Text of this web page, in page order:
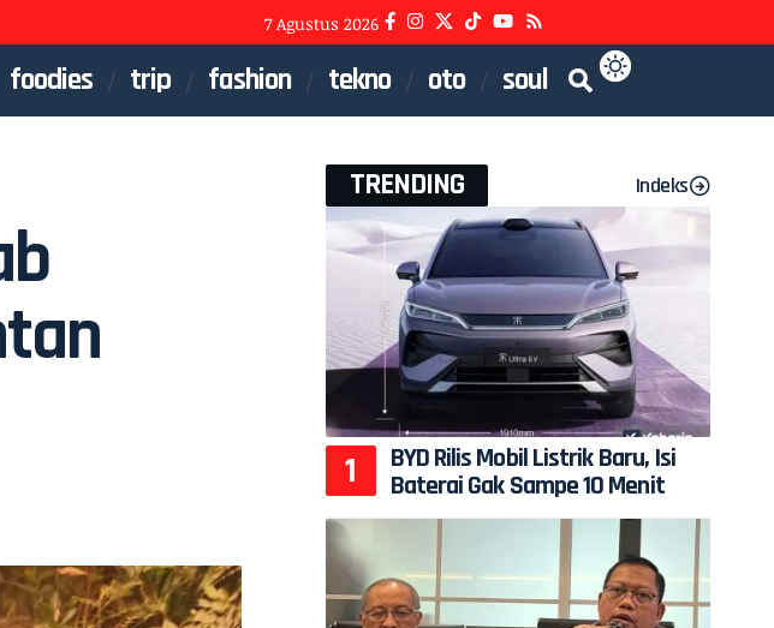
7 Agustus 2026
foodies trip fashion tekno oto soul
TRENDING Indeks
BYD Rilis Mobil Listrik Baru, Isi
Baterai Gak Sampe 10 Menit